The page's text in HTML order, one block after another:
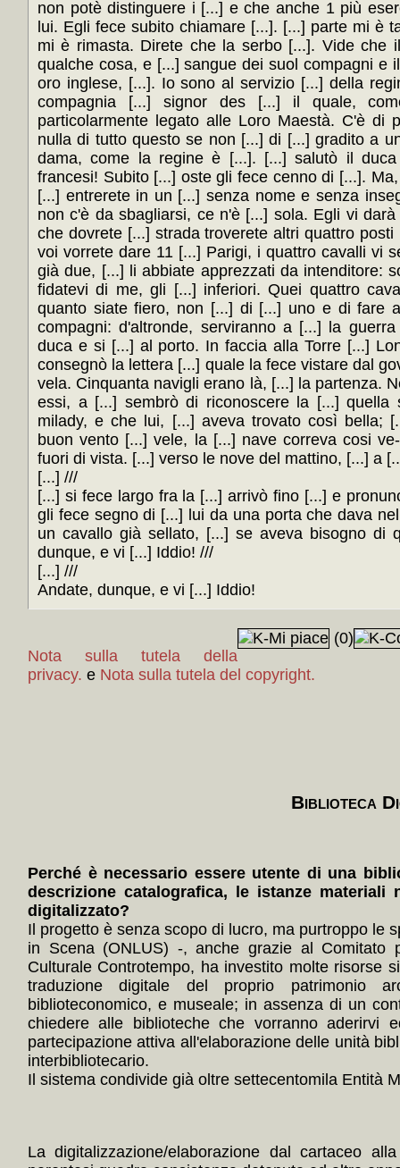
non potè distinguere i [...] e che anche 1 più
lui. Egli fece subito chiamare [...]. [...] parte mi è
mi è rimasta. Direte che la serbo [...]. Vide che
qualche cosa, e [...] sangue dei suol compagni e
oro inglese, [...]. Io sono al servizio [...] della
compagnia [...] signor des [...] il quale,
particolarmente legato alle Loro Maestà. C'è di
nulla di tutto questo se non [...] di [...] gradito a
dama, come la regine è [...]. [...] salutò il
francesi! Subito [...] oste gli fece cenno di [...].
[...] entrerete in un [...] senza nome e senza
non c'è da sbagliarsi, ce n'è [...] sola. Egli vi
che dovrete [...] strada troverete altri quattro
voi vorrete dare 11 [...] Parigi, i quattro cavalli vi
già due, [...] li abbiate apprezzati da intenditore:
fidatevi di me, gli [...] inferiori. Quei quattro
quanto siate fiero, non [...] di [...] uno e di fare
compagni: d'altronde, serviranno a [...] la
duca e si [...] al porto. In faccia alla Torre [...]
consegnò la lettera [...] quale la fece vistare dal
vela. Cinquanta navigli erano là, [...] la partenza.
essi, a [...] sembrò di riconoscere la [...] quella
milady, e che lui, [...] aveva trovato così bella;
buon vento [...] vele, la [...] nave correva cosi
fuori di vista. [...] verso le nove del mattino, [...] a
[...] ///
[...] si fece largo fra la [...] arrivò fino [...] e
gli fece segno di [...] lui da una porta che dava
un cavallo già sellato, [...] se aveva bisogno di
dunque, e vi [...] Iddio! ///
[...] ///
Andate, dunque, e vi [...] Iddio!
(0)
Nota sulla tutela della
privacy. e Nota sulla tutela del copyright.
Biblioteca
Perché è necessario essere utente di una
descrizione catalografica, le istanze
digitalizzato?
Il progetto è senza scopo di lucro, ma purtroppo le
in Scena (ONLUS) -, anche grazie al Comitato
Culturale Controtempo, ha investito molte risorse
traduzione digitale del proprio patrimonio
biblioteconomico, e museale; in assenza di un
chiedere alle biblioteche che vorranno aderirvi
partecipazione attiva all'elaborazione delle unità
interbibliotecario.
Il sistema condivide già oltre settecentomila Entità
La digitalizzazione/elaborazione dal cartaceo